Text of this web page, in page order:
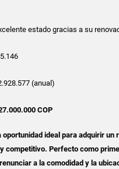
estado gracias a su
(anual)
COP
ideal para adquirir un
competitivo. Perfecto como
a la comodidad y la